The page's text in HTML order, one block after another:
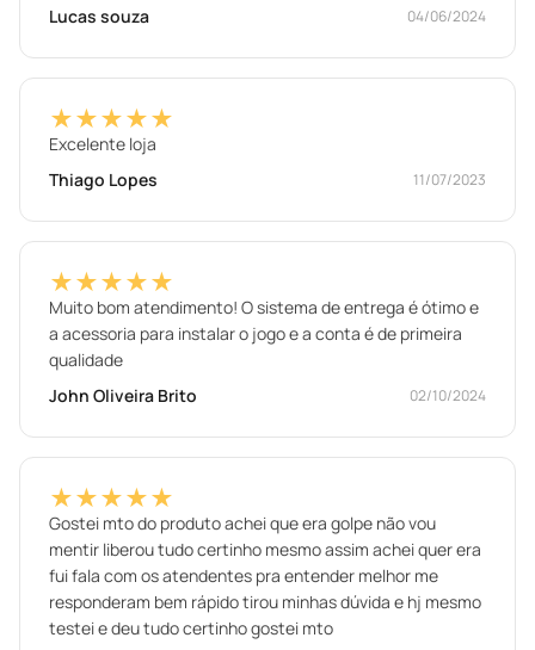
Lucas souza
04/06/2024
★★★★★
Excelente loja
Thiago Lopes
11/07/2023
★★★★★
Muito bom atendimento! O sistema de entrega é ótimo e
a acessoria para instalar o jogo e a conta é de primeira
qualidade
John Oliveira Brito
02/10/2024
★★★★★
Gostei mto do produto achei que era golpe não vou
mentir liberou tudo certinho mesmo assim achei quer era
fui fala com os atendentes pra entender melhor me
responderam bem rápido tirou minhas dúvida e hj mesmo
testei e deu tudo certinho gostei mto